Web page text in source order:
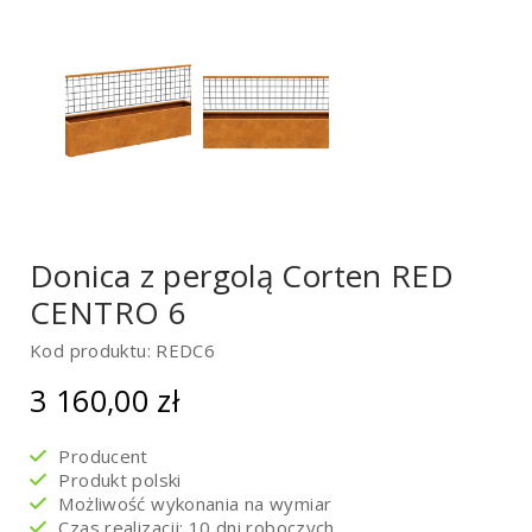
Donica z pergolą Corten RED
CENTRO 6
Kod produktu: REDC6
3 160,00 zł
Producent
Produkt polski
Możliwość wykonania na wymiar
Czas realizacji: 10 dni roboczych